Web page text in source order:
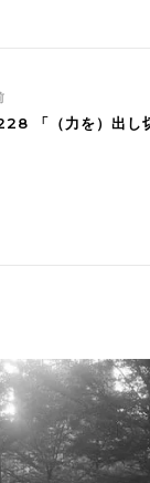
「（力を）出し